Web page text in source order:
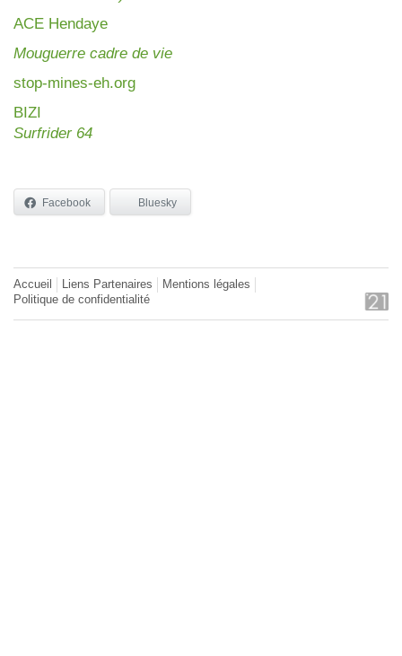
ACE Hendaye
Mouguerre cadre de vie
stop-mines-eh.org
BIZI
Surfrider 64
Facebook Bluesky
Accueil Liens Partenaires
Mentions légales
Politique de confidentialité